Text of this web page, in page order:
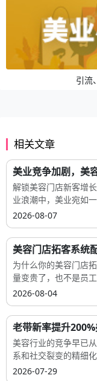
引流
相关文章
美业竞争加剧，美
解锁美容门店新客增
业浪潮中，美业宛如
2026-08-07
美容门店拓客系统
为什么你的美容门店
量变贵了，也不是员
2026-08-04
老带新率提升
美容行业的竞争早已
系和社交裂变的精细
2026-07-29